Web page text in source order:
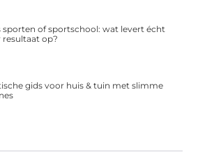
sporten of sportschool: wat levert écht
resultaat op?
gids voor huis & tuin met slimme